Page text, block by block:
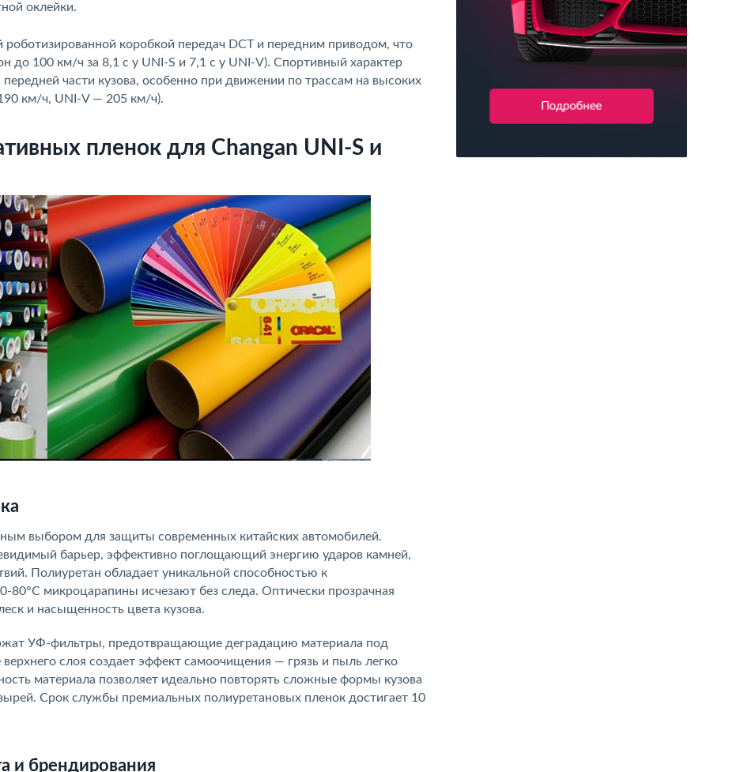
оклейки.
коробкой передач DCT и передним приводом, что
до 100 км/ч за 8,1 с у UNI-S и 7,1 с у UNI-V). Спортивный характер
части кузова, особенно при движении по трассам на высоких
км/ч, UNI-V — 205 км/ч).
пленок для Changan UNI-S и
выбором для защиты современных китайских автомобилей.
барьер, эффективно поглощающий энергию ударов камней,
Полиуретан обладает уникальной способностью к
микроцарапины исчезают без следа. Оптически прозрачная
и насыщенность цвета кузова.
УФ-фильтры, предотвращающие деградацию материала под
слоя создает эффект самоочищения — грязь и пыль легко
материала позволяет идеально повторять сложные формы кузова
Срок службы премиальных полиуретановых пленок достигает 10
и брендирования